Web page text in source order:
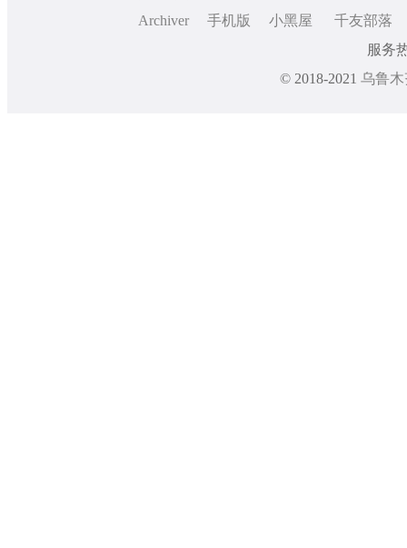
Archiver
手机版 小黑屋
千友部落
服务
© 2018-2021 乌鲁